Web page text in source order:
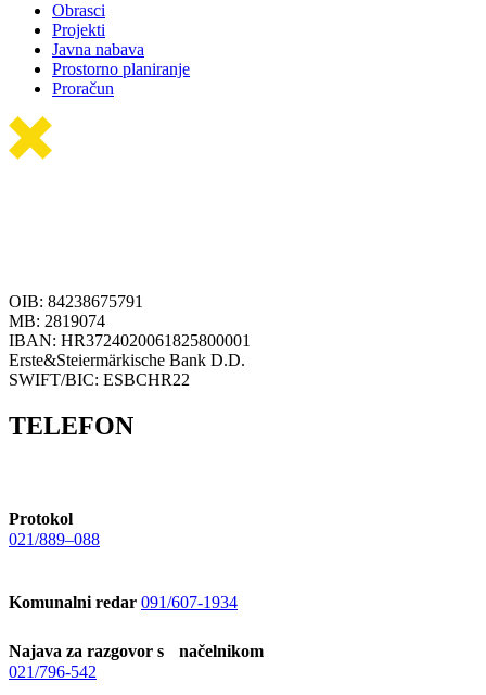
Obrasci
Projekti
Javna nabava
Prostorno planiranje
Proračun
OIB: 84238675791
MB: 2819074
IBAN: HR3724020061825800001
Erste&Steiermärkische Bank D.D.
SWIFT/BIC: ESBCHR22
TELEFON
Protokol
021/889–088
Komunalni redar 091/607-1934
Najava za razgovor s načelnikom
021/796-542